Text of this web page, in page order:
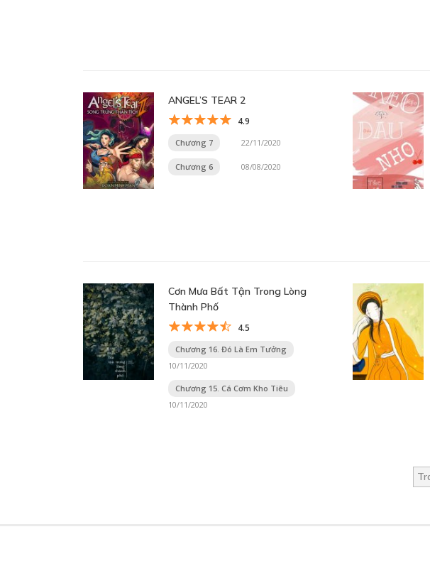
ANGEL’S TEAR 2
4.9
Chương 7 22/11/2020
Chương 6 08/08/2020
Cơn Mưa Bất Tận Trong Lòng
Thành Phố
4.5
Chương 16. Đó Là Em Tưởng
10/11/2020
Chương 15. Cá Cơm Kho Tiêu
10/11/2020